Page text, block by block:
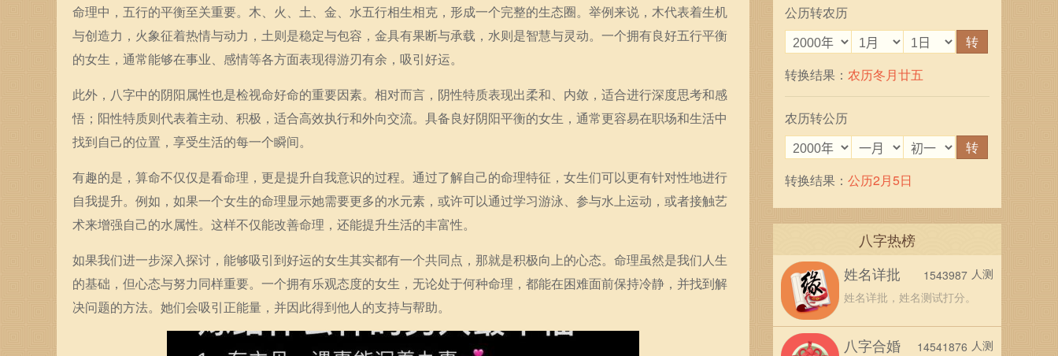
命理中，五行的平衡至关重要。木、火、土、金、水五行相生相克，形成一个完整的生态圈。举例来说，木代表着生机
与创造力，火象征着热情与动力，土则是稳定与包容，金具有果断与承载，水则是智慧与灵动。一个拥有良好五行平衡
的女生，通常能够在事业、感情等各方面表现得游刃有余，吸引好运。
此外，八字中的阴阳属性也是检视命好命的重要因素。相对而言，阴性特质表现出柔和、内敛，适合进行深度思考和感
悟；阳性特质则代表着主动、积极，适合高效执行和外向交流。具备良好阴阳平衡的女生，通常更容易在职场和生活中
找到自己的位置，享受生活的每一个瞬间。
有趣的是，算命不仅仅是看命理，更是提升自我意识的过程。通过了解自己的命理特征，女生们可以更有针对性地进行
自我提升。例如，如果一个女生的命理显示她需要更多的水元素，或许可以通过学习游泳、参与水上运动，或者接触艺
术来增强自己的水属性。这样不仅能改善命理，还能提升生活的丰富性。
如果我们进一步深入探讨，能够吸引到好运的女生其实都有一个共同点，那就是积极向上的心态。命理虽然是我们人生
的基础，但心态与努力同样重要。一个拥有乐观态度的女生，无论处于何种命理，都能在困难面前保持冷静，并找到解
决问题的方法。她们会吸引正能量，并因此得到他人的支持与帮助。
公历转农历
转
转换结果： 农历冬月廿五
农历转公历
转
转换结果： 公历2月5日
八字热榜
姓名详批
姓名详批，姓名测试打分。
1543987 人测
八字合婚 14541876 人测